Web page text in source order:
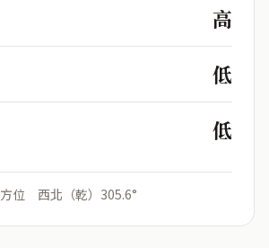
高
低
低
方位 西北（乾）305.6°